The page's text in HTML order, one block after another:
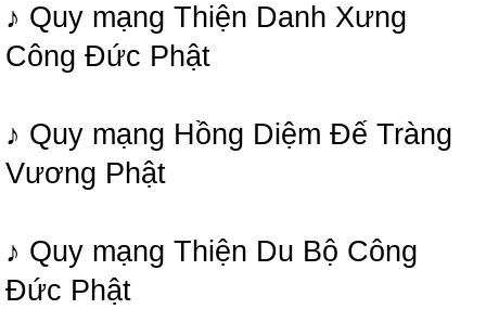
♪ Quy mạng Thiện Danh Xưng
Công Đức Phật
♪ Quy mạng Hồng Diệm Đế Tràng
Vương Phật
♪ Quy mạng Thiện Du Bộ Công
Đức Phật